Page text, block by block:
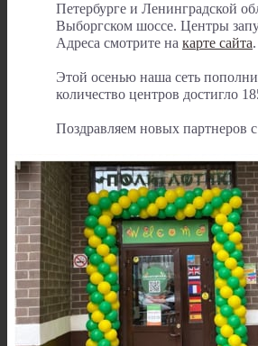
Петербурге и Ленинградской
Выборгском шоссе. Центры
Адреса смотрите на карте сайта.
Этой осенью наша сеть
количество центров достигло
Поздравляем новых партнеров